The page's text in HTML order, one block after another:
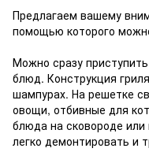
Предлагаем вашему
помощью которого
Можно сразу
блюд. Конструкция
шампурах. На решетке
овощи, отбивные для
блюда на сковороде
легко демонтировать и